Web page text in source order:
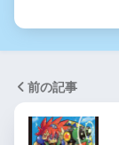
前の記事